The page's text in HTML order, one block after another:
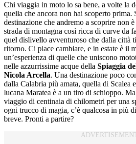
Chi viaggia in moto lo sa bene, a volte la
quella che ancora non hai scoperto prima.
destinazione che andremo a scoprire non
strada di montagna così ricca di curve da
quel dislivello avventuroso che dalla città
ritorno. Ci piace cambiare, e in estate è il
un’esperienza di quelle che uniscono
nelle azzurrissime acque della Spiaggia
Nicola Arcella. Una destinazione poco
dalla Calabria più amata, quella di Scalea
lucana Maratea è a un tiro di schioppo.
viaggio di centinaia di chilometri per una
ogni trucco di magia, c’è qualcosa in più
breve. Pronti a partire?